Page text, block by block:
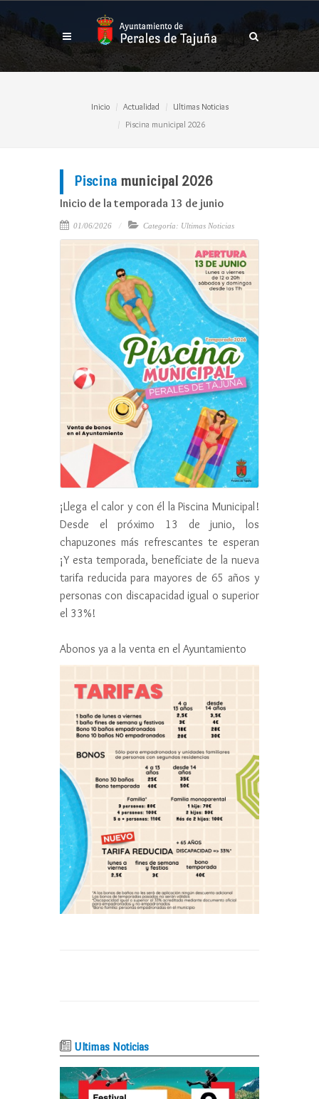
Inicio Actualidad
Ultimas Noticias
Piscina municipal 2026
Piscina municipal 2026
Inicio de la temporada 13 de junio
01/06/2026 Categoría: Ultimas Noticias
¡Llega el calor y con él la Piscina Municipal!
Desde el próximo 13 de junio, los
chapuzones más refrescantes te esperan
¡Y esta temporada, benefíciate de la nueva
tarifa reducida para mayores de 65 años y
personas con discapacidad igual o superior
el 33%!
Abonos ya a la venta en el Ayuntamiento
Ultimas Noticias